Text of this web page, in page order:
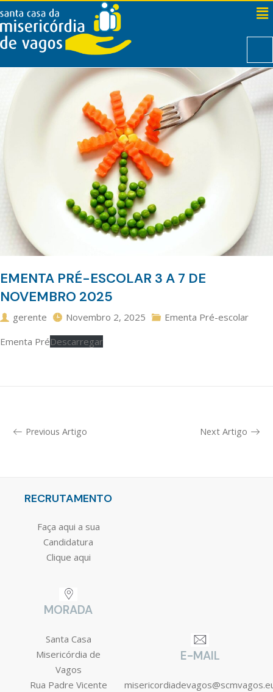
EMENTA PRÉ-ESCOLAR 3 A 7 DE
NOVEMBRO 2025
gerente Novembro 2, 2025
Ementa Pré-escolar
Ementa PréDescarregar
Previous Artigo Next Artigo
RECRUTAMENTO
Faça aqui a sua
Candidatura
Clique aqui
MORADA
Santa Casa
Misericórdia de
Vagos
Rua Padre Vicente
E-MAIL